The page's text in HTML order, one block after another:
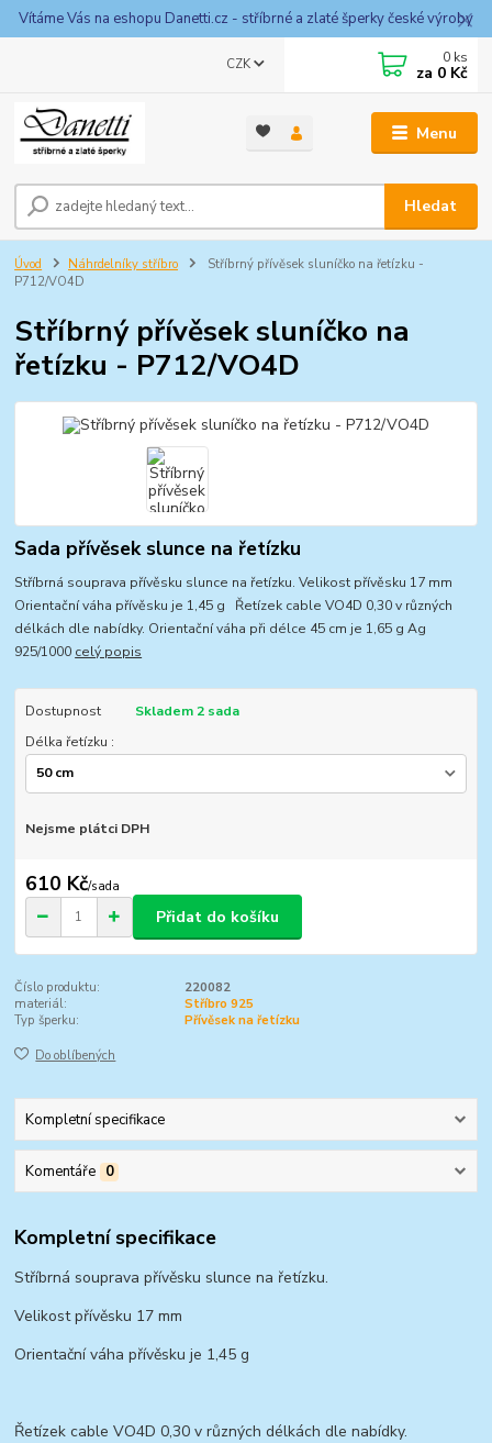
Vítáme Vás na eshopu Danetti.cz - stříbrné a zlaté šperky české výroby
Menu
CZK
Hledat
0 ks
za 0 Kč
Úvod Náhrdelníky stříbro
Stříbrný přívěsek sluníčko na řetízku -
P712/VO4D
Stříbrný přívěsek sluníčko na
řetízku - P712/VO4D
Sada přívěsek slunce na řetízku
Stříbrná souprava přívěsku slunce na řetízku. Velikost přívěsku 17 mm
Orientační váha přívěsku je 1,45 g Řetízek cable VO4D 0,30 v různých
délkách dle nabídky. Orientační váha při délce 45 cm je 1,65 g Ag
925/1000 celý popis
Dostupnost
Skladem 2 sada
Délka řetízku :
Nejsme plátci DPH
610 Kč/sada
Přidat do košíku
Číslo produktu:
220082
materiál:
Stříbro 925
Typ šperku:
Přívěsek na řetízku
Do oblíbených
Kompletní specifikace
Komentáře 0
Kompletní specifikace
Stříbrná souprava přívěsku slunce na řetízku.
Velikost přívěsku 17 mm
Orientační váha přívěsku je 1,45 g
Řetízek cable VO4D 0,30 v různých délkách dle nabídky.